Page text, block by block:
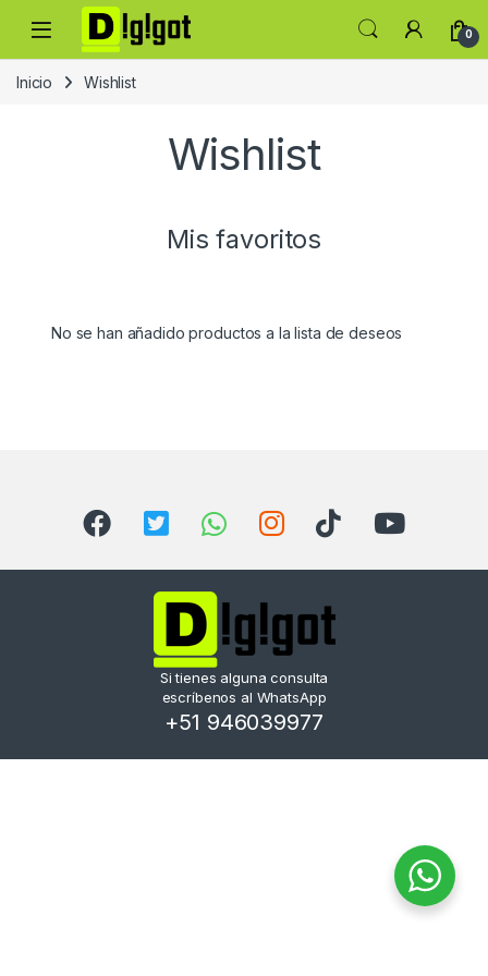
Skip to navigation
Skip to content
0
Inicio Wishlist
Wishlist
Mis favoritos
No se han añadido productos a la lista de deseos
Si tienes alguna consulta
escríbenos al WhatsApp
+51 946039977